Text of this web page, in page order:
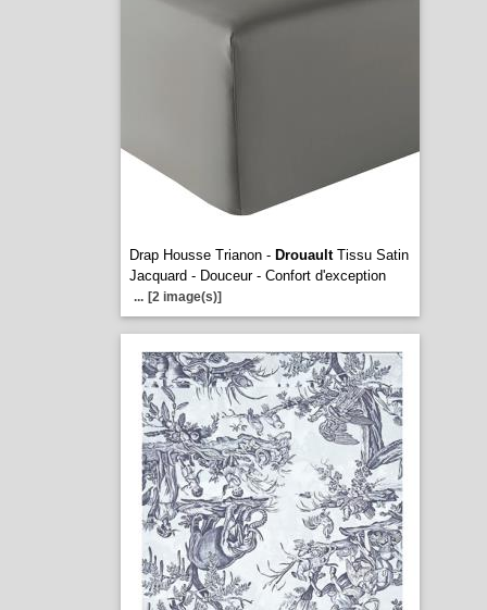
Drap Housse Trianon - DrouaultTissu Satin
Jacquard - Douceur - Confort d'exception
... [2 image(s)]